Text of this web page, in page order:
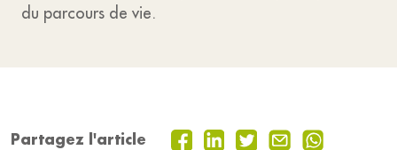
du parcours de vie.
Partagez l'article